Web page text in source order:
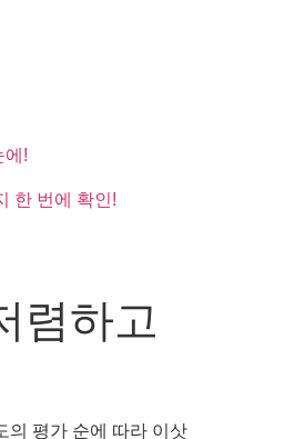
에!
한 번에 확인!
렴하고
의 평가 순에 따라 이삿